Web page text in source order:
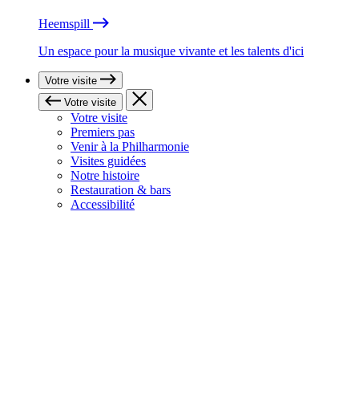
Heemspill
Un espace pour la musique vivante et les talents d'ici
Votre visite
Votre visite
Votre visite
Premiers pas
Venir à la Philharmonie
Visites guidées
Notre histoire
Restauration & bars
Accessibilité